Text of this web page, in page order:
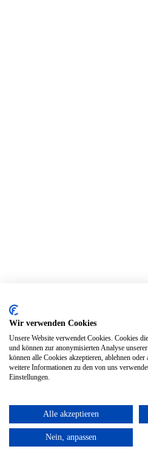
Wir verwenden Cookies
Unsere Website verwendet Cookies. Cookies
und können zur anonymisierten Analyse
können alle Cookies akzeptieren, ablehnen
weitere Informationen zu den von uns
Einstellungen.
Alle akzeptieren
Nein, anpassen